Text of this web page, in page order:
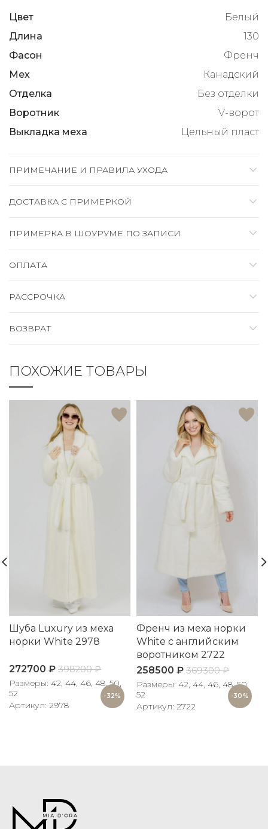
Цвет
Белый
Длина
130
Фасон
Френч
Мех
Канадский
Отделка
Без отделки
Воротник
V-ворот
Выкладка меха
Цельный пласт
ПРИМЕЧАНИЕ И ПРАВИЛА УХОДА
ДОСТАВКА C ПРИМЕРКОЙ
ПРИМЕРКА В ШОУРУМЕ ПО ЗАПИСИ
ОПЛАТА
РАССРОЧКА
ВОЗВРАТ
ПОХОЖИЕ ТОВАРЫ
-32%
Шуба Luxury из меха
норки White 2978
272700 ₽ 398200₽
Размеры: 42, 44, 46, 48, 50,
52
Артикул: 2978
-30%
Френч из меха норки
White с английским
воротником 2722
258500 ₽ 369300₽
Размеры: 42, 44, 46, 48, 50,
52
Артикул: 2722